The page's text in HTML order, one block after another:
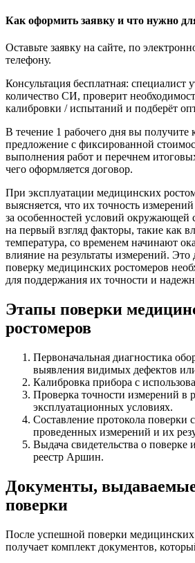
Как оформить заявку и что нужно
Оставьте заявку на сайте, по
телефону.
Консультация бесплатная: специалист
количество СИ, проверит
калибровки / испытаний и подберёт
В течение 1 рабочего дня вы получите
предложение с фиксированной
выполнения работ и перечнем
чего оформляется договор.
При эксплуатации медицинских
выясняется, что их точность
за особенностей условий окружающей
на первый взгляд факторы, такие как
температура, со временем начинают
влияние на результаты измерений. Это
поверку медицинских ростомеров
для поддержания их точности и
Этапы поверки
ростомеров
Первоначальная диагностика
выявления видимых дефектов
Калибровка прибора с
Проверка точности измерений в
эксплуатационных условиях.
Составление протокола поверки
проведенных измерений и их
Выдача свидетельства о поверке
реестр Аршин.
Документы,
поверки
После успешной поверки медицинских
получает комплект документов,